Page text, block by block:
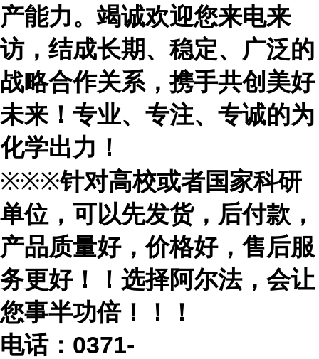
产能力。竭诚欢迎您来电来
访，结成长期、稳定、广泛的
战略合作关系，携手共创美好
未来！专业、专注、专诚的为
化学出力！
※※※针对高校或者国家科研
单位，可以先发货，后付款，
产品质量好，价格好，售后服
务更好！！选择阿尔法，会让
您事半功倍！！！
电话： 0371-